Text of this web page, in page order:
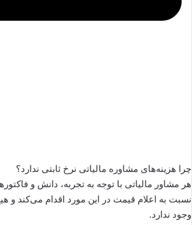
چرا هزینه‌های مشاوره مالیاتی نرخ ثابتی ندارد؟
هر مشاور مالیاتی با توجه به تجربه، دانش و
نسبت به اعلام قیمت در این مورد اقدام می‌کند و
وجود ندارد.